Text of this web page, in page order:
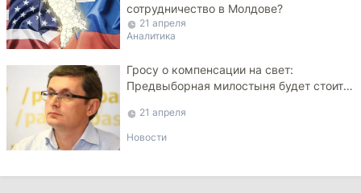
сотрудничество в Молдове?
21 апреля
Аналитика
Гросу о компенсации на свет:
Предвыборная милостыня будет стоить
21 апреля
Новости